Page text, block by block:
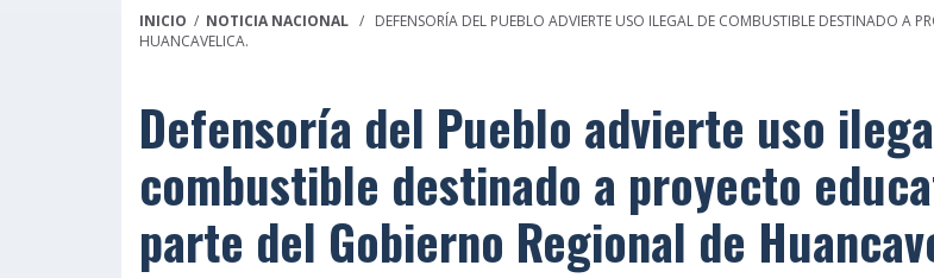
INICIO / NOTICIA NACIONAL / DEFENSORÍA DEL PUEBLO ADVIERTE USO ILEGAL DE COMBUSTIBLE DESTINADO A
HUANCAVELICA.
Defensoría del Pueblo advierte uso
combustible destinado a proyecto
parte del Gobierno Regional de